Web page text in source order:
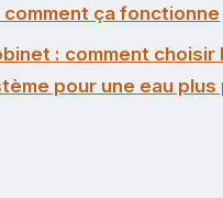
ça fonctionne
: comment choisir
pour une eau plus